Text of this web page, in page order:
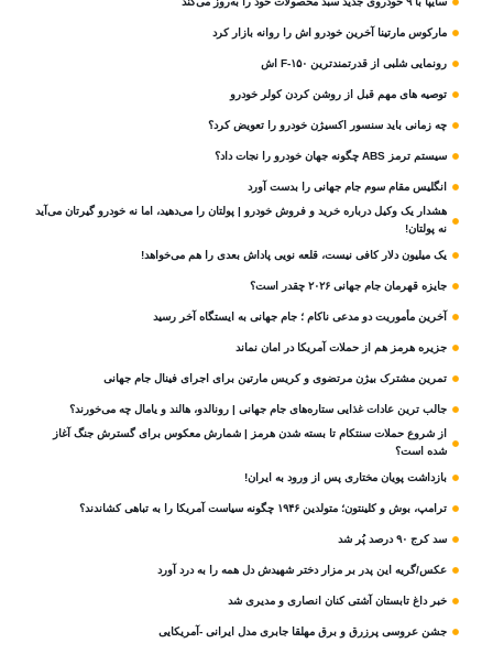
مارکوس مارتینا آخرین خودرو اش را روانه بازار کرد
رونمایی شلبی از قدرتمندترین F-۱۵۰ اش
توصیه های مهم قبل از روشن کردن کولر خودرو
چه زمانی باید سنسور اکسیژن خودرو را تعویض کرد؟
سیستم ترمز ABS چگونه جهان خودرو را نجات داد؟
انگلیس مقام سوم جام‌ جهانی را بدست آورد
هشدار یک وکیل درباره خرید و فروش خودرو | پولتان را می‌دهید، اما نه خودرو گیرتان می‌آید
نه پولتان!
یک میلیون دلار کافی نیست، قلعه‌ نویی پاداش بعدی را هم می‌خواهد!
جایزه قهرمان جام جهانی ۲۰۲۶ چقدر است؟
آخرین مأموریت دو مدعی ناکام ؛ جام جهانی به ایستگاه آخر رسید
جزیره هرمز هم از حملات آمریکا در امان نماند
تمرین مشترک بیژن مرتضوی و کریس مارتین برای اجرای فینال جام جهانی
جالب ترین عادات غذایی ستاره‌های جام جهانی | رونالدو، هالند و یامال چه می‌خورند؟
از شروع حملات سنتکام تا بسته شدن هرمز | شمارش معکوس برای گسترش جنگ آغاز
شده است؟
بازداشت پویان مختاری پس از ورود به ایران!
ترامپ، بوش و کلینتون؛ متولدین ۱۹۴۶ چگونه سیاست آمریکا را به تباهی کشاندند؟
سد کرج ۹۰ درصد پُر شد
عکس/گریه این پدر بر مزار دختر شهیدش دل همه را به درد آورد
خبر داغ تابستان آشتی کنان انصاری و مدیری شد
جشن عروسی پرزرق و برق مهلقا جابری مدل ایرانی -آمریکایی